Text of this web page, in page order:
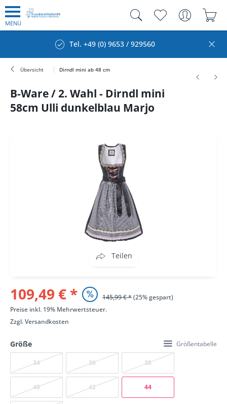
MENÜ
Tel. +49 (0) 9653 / 929560
Übersicht Dirndl mini ab 48 cm
B-Ware / 2. Wahl - Dirndl mini
58cm Ulli dunkelblau Marjo
Teilen
109,49 € * 145,99 € *(25% gespart)
Preise inkl. 19% Mehrwertsteuer.
Zzgl.Versandkosten
Größe Größentabelle
34 36 38
40 42 44